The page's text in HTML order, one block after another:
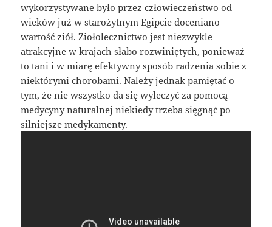
wykorzystywane było przez człowieczeństwo od
wieków już w starożytnym Egipcie doceniano
wartość ziół. Ziołolecznictwo jest niezwykle
atrakcyjne w krajach słabo rozwiniętych, ponieważ
to tani i w miarę efektywny sposób radzenia sobie z
niektórymi chorobami. Należy jednak pamiętać o
tym, że nie wszystko da się wyleczyć za pomocą
medycyny naturalnej niekiedy trzeba sięgnąć po
silniejsze medykamenty.